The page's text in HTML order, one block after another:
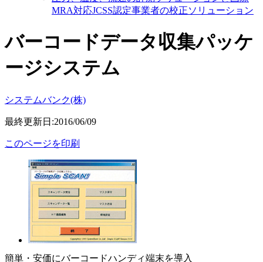
MRA対応JCSS認定事業者の校正ソリューション
バーコードデータ収集パッケ
ージシステム
システムバンク(株)
最終更新日:2016/06/09
このページを印刷
簡単・安価にバーコードハンディ端末を導入